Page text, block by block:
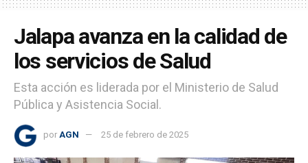
Jalapa avanza en la calidad de
los servicios de Salud
Esta acción es liderada por el Ministerio de Salud
Pública y Asistencia Social.
por AGN 25 de febrero de 2025